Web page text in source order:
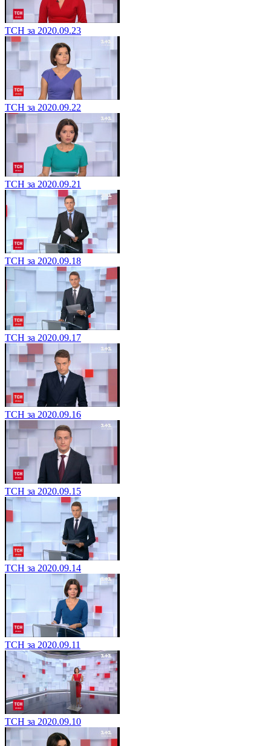
ТСН за 2020.09.23
ТСН за 2020.09.22
ТСН за 2020.09.21
ТСН за 2020.09.18
ТСН за 2020.09.17
ТСН за 2020.09.16
ТСН за 2020.09.15
ТСН за 2020.09.14
ТСН за 2020.09.11
ТСН за 2020.09.10